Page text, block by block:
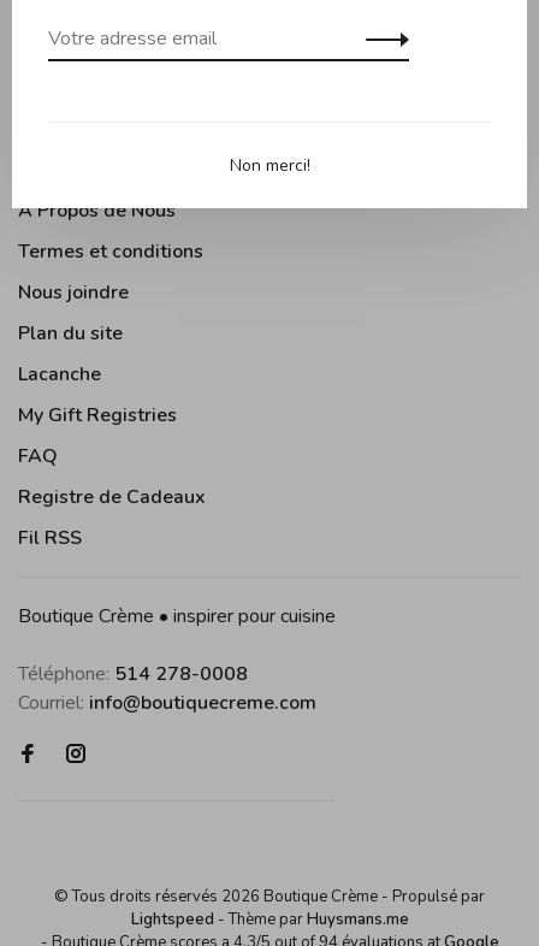
Moments Gourmands
À Propos de Nous
Termes et conditions
Nous joindre
Plan du site
Lacanche
My Gift Registries
FAQ
Registre de Cadeaux
Fil RSS
Boutique Crème • inspirer pour cuisine
Téléphone: 514 278-0008
Courriel: info@boutiquecreme.com
© Tous droits réservés 2026 Boutique Crème - Propulsé par
Lightspeed - Thème parHuysmans.me
Non merci!